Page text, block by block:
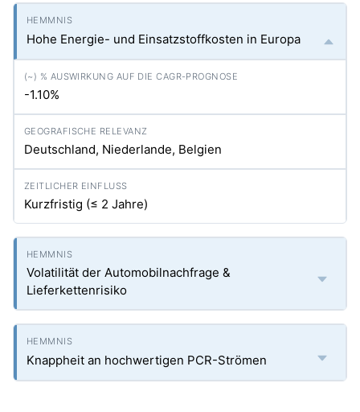
Hohe Energie- und Einsatzstoffkosten in Europa
-1.10%
Deutschland, Niederlande, Belgien
Kurzfristig (≤ 2 Jahre)
Volatilität der Automobilnachfrage &
Lieferkettenrisiko
Knappheit an hochwertigen PCR-Strömen